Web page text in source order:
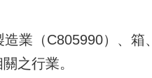
業（C805990）、箱、
之行業。